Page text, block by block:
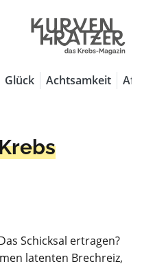
Glück Achtsamkeit
Schicksal ertragen?
latenten Brechreiz,